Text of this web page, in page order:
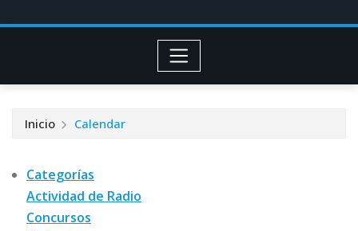
Inicio Calendar
Categorías
Actividad de Radio
Concursos